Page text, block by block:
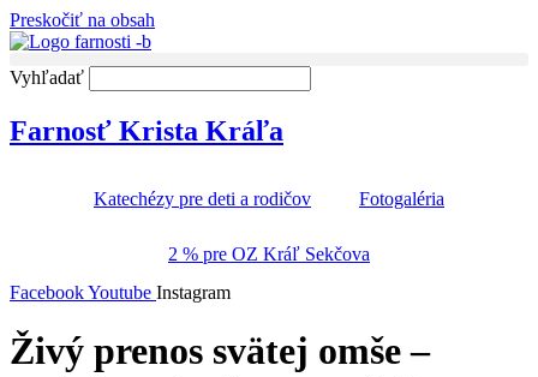
Preskočiť na obsah
Vyhľadať
Farnosť Krista Kráľa
Katechézy pre deti a rodičov Fotogaléria
2 % pre OZ Kráľ Sekčova
FacebookYoutube Instagram
Živý prenos svätej omše –